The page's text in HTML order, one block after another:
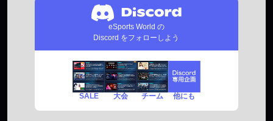
eSports World の
Discord をフォローしよう
SALE 大会 チーム 他にも